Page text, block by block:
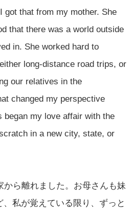
got that from my mother. She
that there was a world outside
in. She worked hard to
long-distance road trips, or
our relatives in the
changed my perspective
began my love affair with the
in a new city, state, or
から離れました。お母さんも妹
私が覚えている限り、ずっと